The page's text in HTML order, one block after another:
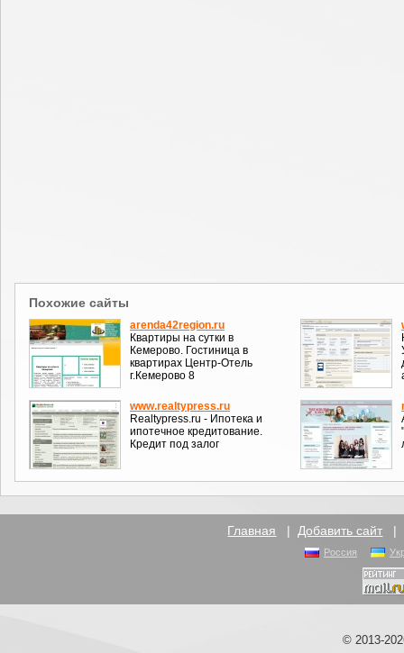
Похожие сайты
arenda42region.ru
Квартиры на сутки в
Кемерово. Гостиница в
квартирах Центр-Отель
г.Кемерово 8
www.realtypress.ru
Realtypress.ru - Ипотека и
ипотечное кредитование.
Кредит под залог
Главная | Добавить сайт |
Россия
© 2013-